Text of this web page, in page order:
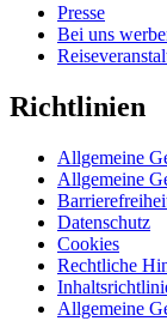
Presse
Bei uns
Richtlinien
Allgemeine
Allgemeine
Datenschutz
Cookies
Rechtliche
Allgemeine